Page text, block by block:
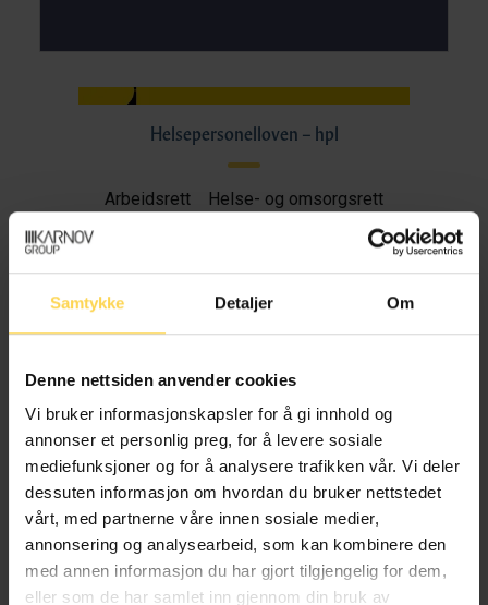
Samtykke Detaljer Om
Denne nettsiden anvender cookies
Vi bruker informasjonskapsler for å gi innhold og
annonser et personlig preg, for å levere sosiale
mediefunksjoner og for å analysere trafikken vår. Vi deler
dessuten informasjon om hvordan du bruker nettstedet
vårt, med partnerne våre innen sosiale medier,
annonsering og analysearbeid, som kan kombinere den
med annen informasjon du har gjort tilgjengelig for dem,
eller som de har samlet inn gjennom din bruk av
Helsepersonelloven – hpl
Arbeidsrett Helse- og omsorgsrett
Arbeidsmiljøloven – aml
Arbeidsrett
HMS og beredskaps- og sikkerhetsrett
Likestillings- og diskrimineringsloven – ldl